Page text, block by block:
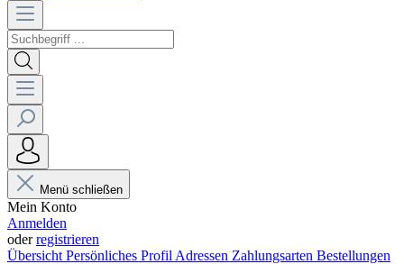
Menü schließen
Mein Konto
Anmelden
oderregistrieren
Übersicht Persönliches Profil Adressen Zahlungsarten Bestellungen